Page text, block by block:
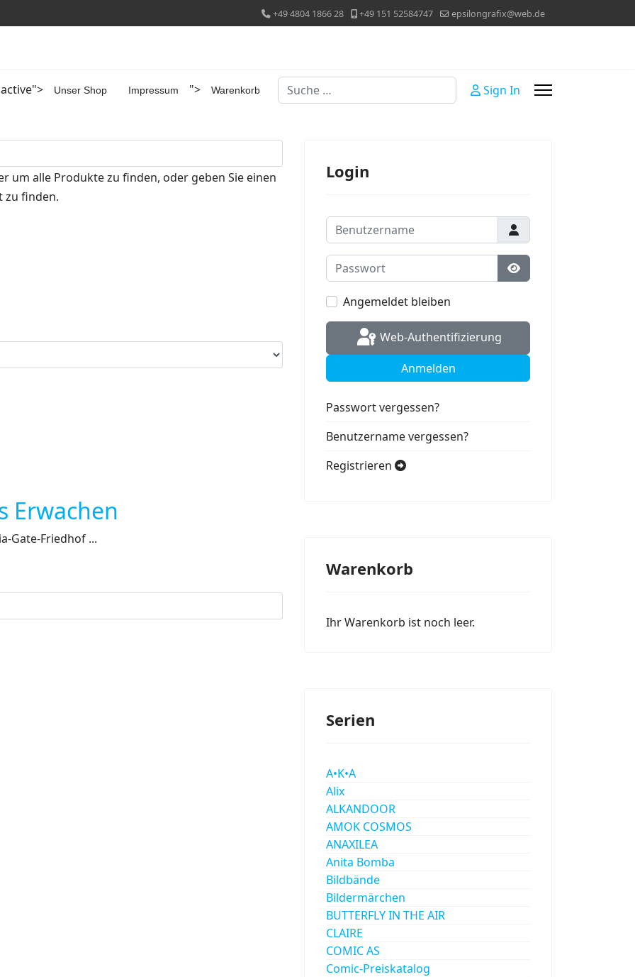
+49 4804 1866 28 +49 151 52584747 epsilongrafix@web.de
Unser Shop Impressum "> Warenkorb Suchen Sign In
um alle Produkte zu finden, oder geben Sie einen
zu finden.
Erwachen
Gate-Friedhof ...
Login
Benutzername
Passwort
Passwort anzeigen
Angemeldet bleiben
Web-Authentifizierung
Anmelden
Passwort vergessen?
Benutzername vergessen?
Registrieren
Warenkorb
Ihr Warenkorb ist noch leer.
Serien
A•K•A
Alix
ALKANDOOR
AMOK COSMOS
ANAXILEA
Anita Bomba
Bildbände
Bildermärchen
BUTTERFLY IN THE AIR
CLAIRE
COMIC AS
Comic-Preiskatalog